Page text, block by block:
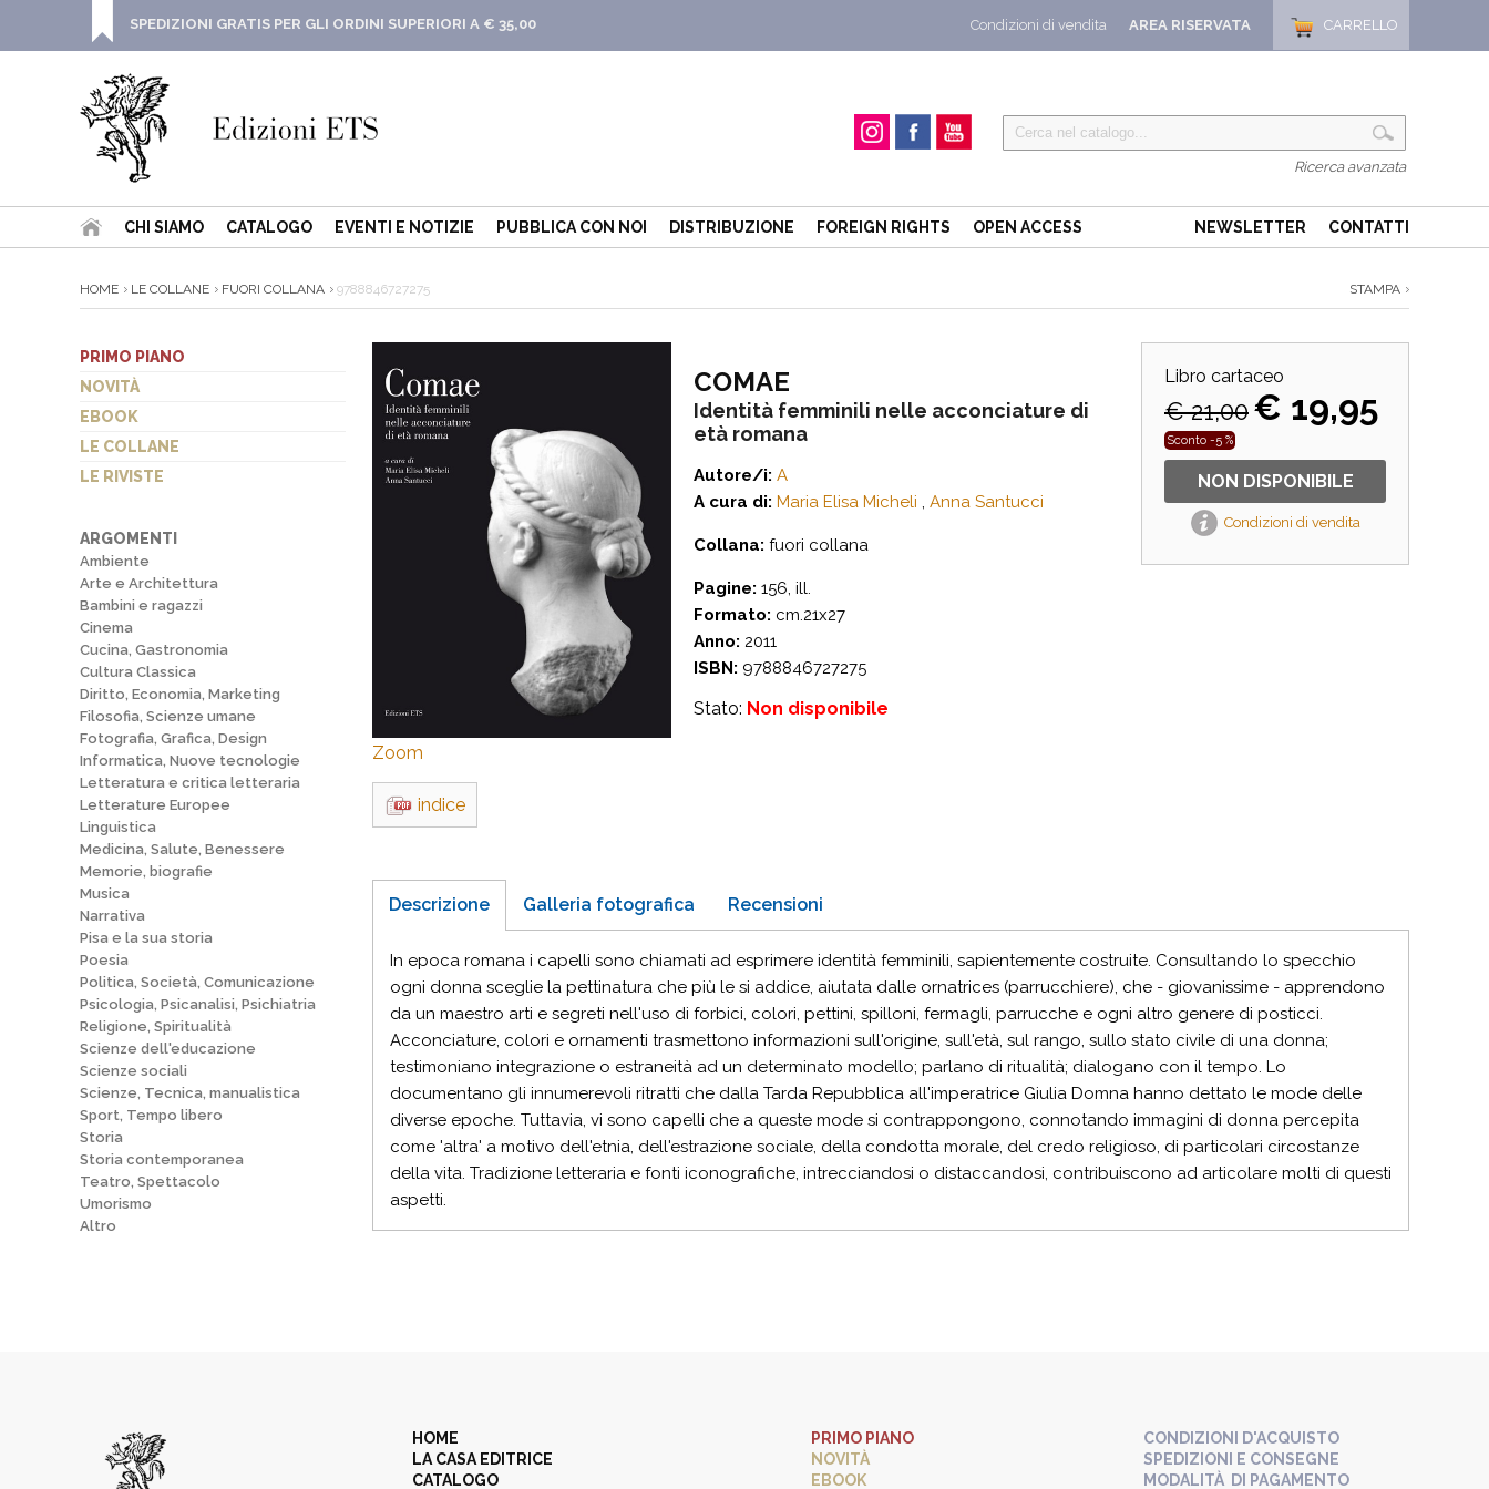
CARRELLO
AREA RISERVATA
Condizioni di vendita
SPEDIZIONI GRATIS PER GLI ORDINI SUPERIORI A € 35,00
Ricerca avanzata
CHI SIAMO CATALOGO EVENTI E NOTIZIE PUBBLICA CON NOI DISTRIBUZIONE FOREIGN RIGHTS OPEN ACCESS NEWSLETTER CONTATTI
HOME LE COLLANE FUORI COLLANA 9788846727275 STAMPA
PRIMO PIANO
NOVITÀ
EBOOK
LE COLLANE
LE RIVISTE
ARGOMENTI
Ambiente
Arte e Architettura
Bambini e ragazzi
Cinema
Cucina, Gastronomia
Cultura Classica
Diritto, Economia, Marketing
Filosofia, Scienze umane
Fotografia, Grafica, Design
Informatica, Nuove tecnologie
Letteratura e critica letteraria
Letterature Europee
Linguistica
Medicina, Salute, Benessere
Memorie, biografie
Musica
Narrativa
Pisa e la sua storia
Poesia
Politica, Società, Comunicazione
Psicologia, Psicanalisi, Psichiatria
Religione, Spiritualità
Scienze dell'educazione
Scienze sociali
Scienze, Tecnica, manualistica
Sport, Tempo libero
Storia
Storia contemporanea
Teatro, Spettacolo
Umorismo
Altro
Libro cartaceo
€ 21,00€ 19,95
Sconto -5 %
NON DISPONIBILE
Condizioni di vendita
Zoom
COMAE
Identità femminili nelle acconciature di
età romana
Autore/i: A
A cura di: Maria Elisa Micheli , Anna Santucci
Collana: fuori collana
Pagine: 156, ill.
Formato: cm.21x27
Anno: 2011
ISBN: 9788846727275
Stato: Non disponibile
indice
Descrizione Galleria fotografica Recensioni
In epoca romana i capelli sono chiamati ad esprimere identità femminili, sapientemente costruite. Consultando lo specchio
ogni donna sceglie la pettinatura che più le si addice, aiutata dalle ornatrices (parrucchiere), che - giovanissime - apprendono
da un maestro arti e segreti nell'uso di forbici, colori, pettini, spilloni, fermagli, parrucche e ogni altro genere di posticci.
Acconciature, colori e ornamenti trasmettono informazioni sull'origine, sull'età, sul rango, sullo stato civile di una donna;
testimoniano integrazione o estraneità ad un determinato modello; parlano di ritualità; dialogano con il tempo. Lo
documentano gli innumerevoli ritratti che dalla Tarda Repubblica all'imperatrice Giulia Domna hanno dettato le mode delle
diverse epoche. Tuttavia, vi sono capelli che a queste mode si contrappongono, connotando immagini di donna percepita
come 'altra' a motivo dell'etnia, dell'estrazione sociale, della condotta morale, del credo religioso, di particolari circostanze
della vita. Tradizione letteraria e fonti iconografiche, intrecciandosi o distaccandosi, contribuiscono ad articolare molti di questi
aspetti.
HOME
LA CASA EDITRICE
CATALOGO
PRIMO PIANO
NOVITÀ
EBOOK
CONDIZIONI D'ACQUISTO
SPEDIZIONI E CONSEGNE
MODALITÀ DI PAGAMENTO